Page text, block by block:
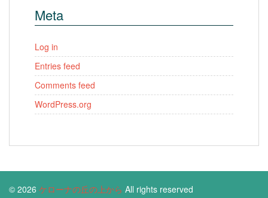
Meta
Log in
Entries feed
Comments feed
WordPress.org
© 2026 ケローナの丘の上から All rights reserved